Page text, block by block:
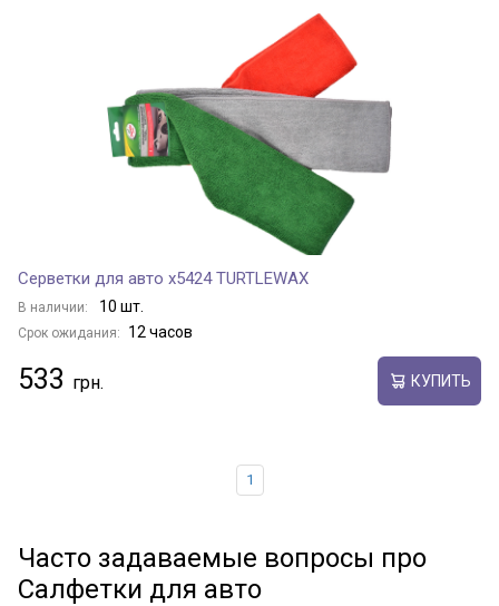
Серветки для авто x5424 TURTLEWAX
В наличии: 10 шт.
Срок ожидания: 12 часов
533 КУПИТЬ
1
Часто задаваемые вопросы про
Салфетки для авто